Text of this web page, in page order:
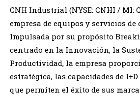
CNH Industrial (NYSE: CNHI / MI:
empresa de equipos y servicios
Impulsada por su propósito
centrado en la Innovación, la
Productividad, la empresa
estratégica, las capacidades de
que permiten el éxito de sus